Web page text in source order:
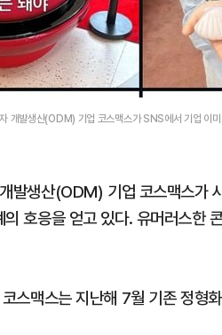
개발생산(ODM) 기업 코스맥스가 SNS에서 기업 이
발생산(ODM) 기업 코스맥스가
호응을 얻고 있다. 유머러스한
스맥스는 지난해 7월 기존 정형